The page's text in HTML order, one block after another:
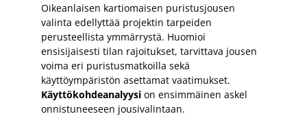
Oikeanlaisen kartiomaisen puristusjousen
valinta edellyttää projektin tarpeiden
perusteellista ymmärrystä. Huomioi
ensisijaisesti tilan rajoitukset, tarvittava jousen
voima eri puristusmatkoilla sekä
käyttöympäristön asettamat vaatimukset.
Käyttökohdeanalyysi on ensimmäinen askel
onnistuneeseen jousivalintaan.